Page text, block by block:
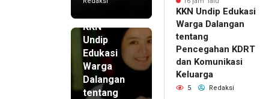
KKN
Undip
Edukasi
Warga
Dalangan
tentang
KKN Undip Edukasi
Warga Dalangan
tentang
Pencegahan KDRT
dan Komunikasi
Keluarga
5 Redaksi